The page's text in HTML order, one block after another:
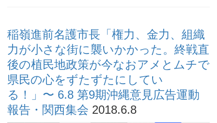
稲嶺進前名護市長「権力、金力、組織
力が小さな街に襲いかかった。終戦直
後の植民地政策が今なおアメとムチで
県民の心をずたずたにしてい
る！」〜 6.8 第9期沖縄意見広告運動
報告・関西集会 2018.6.8